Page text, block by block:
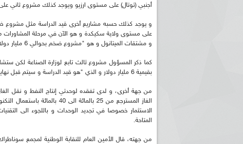
أجنبي (توتال) على مستوى ارزيو ويوجد كذلك مشروع ثاني
و يوجد كذلك حسبه مشاريع أخرى قيد الدراسة مثل مشروع
و مشتقات الميتانول و هو "مشروع ضخم بحوالي 6 مليار دولار هو قيد الدراسة و المشاورات مع شريك ثاني".
كما ذكر المسؤول مشروع ثالث تابع لوزارة الصناعة لكن
بقيمية 6 مليار دولار و الذي "هو قيد الدراسة و سيتم قبل نهاية السنة الإمضاء مع شريك لمباشرة إنجازه".
من جهة أخرى، و لدى تفقده لوحدتي إنتاج النفط و نقل
الغاز المسترجع من 25
الاستثمار خصوصا في تجديد الوحدات و باللجوء الى
المتاحة.
من جهته، قال الأمين العام للنقابة الوطنية لمجمع
بالصور... اللقاء الوطني لمديري الإذاعاتالإذاعة الجزائرية للرياضيين البارالمبيين المتوجين